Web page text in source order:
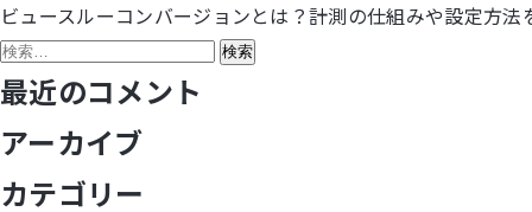
投
稿
ナ
ビ
ビュースルーコンバージョンとは？計測の仕組みや設定方法
検
索:
最近のコメント
アーカイブ
カテゴリー